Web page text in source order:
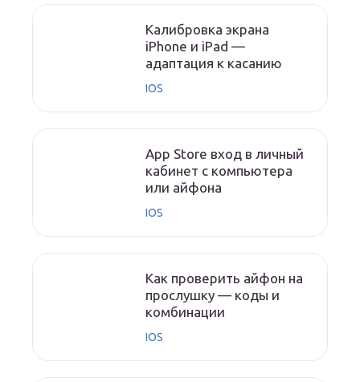
Калибровка экрана
iPhone и iPad —
адаптация к касанию
IOS
App Store вход в личный
кабинет с компьютера
или айфона
IOS
Как проверить айфон на
прослушку — коды и
комбинации
IOS